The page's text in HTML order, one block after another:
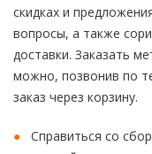
скидках и
вопросы, а также
доставки. Заказать
можно, позвонив по
заказ через корзину.
Справиться со